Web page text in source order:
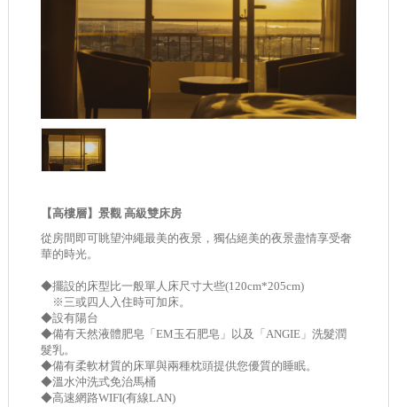
【高樓層】景觀 高級雙床房
從房間即可眺望沖繩最美的夜景，獨佔絕美的夜景盡情享受奢
華的時光。
◆擺設的床型比一般單人床尺寸大些(120cm*205cm)
※三或四人入住時可加床。
◆設有陽台
◆備有天然液體肥皂「EM玉石肥皂」以及「ANGIE」洗髮潤
髮乳。
◆備有柔軟材質的床單與兩種枕頭提供您優質的睡眠。
◆溫水沖洗式免治馬桶
◆高速網路WIFI(有線LAN)